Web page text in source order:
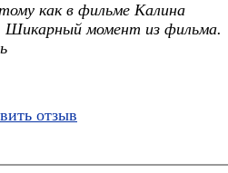
как в фильме Калина
Шикарный момент из фильма.
отзыв